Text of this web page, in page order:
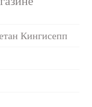
Кингисепп